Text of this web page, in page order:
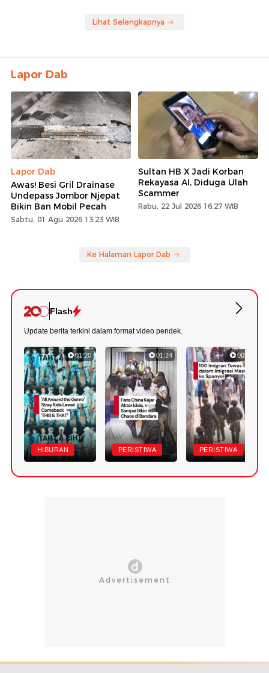
Lihat Selengkapnya
Lapor Dab
Lapor Dab
Awas! Besi Gril Drainase
Undepass Jombor Njepat
Bikin Ban Mobil Pecah
Sabtu, 01 Agu 2026 13:23 WIB
Sultan HB X Jadi Korban
Rekayasa AI, Diduga Ulah
Scammer
Rabu, 22 Jul 2026 16:27 WIB
Ke Halaman Lapor Dab
Flash
Update berita terkini dalam format video pendek.
01:20
HIBURAN
01:24
PERISTIWA
00:42
PERISTIWA